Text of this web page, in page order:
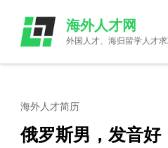
content
(Press
海外人才网
外国人才、海归留学人才
海外人才简历
俄罗斯男，发音好